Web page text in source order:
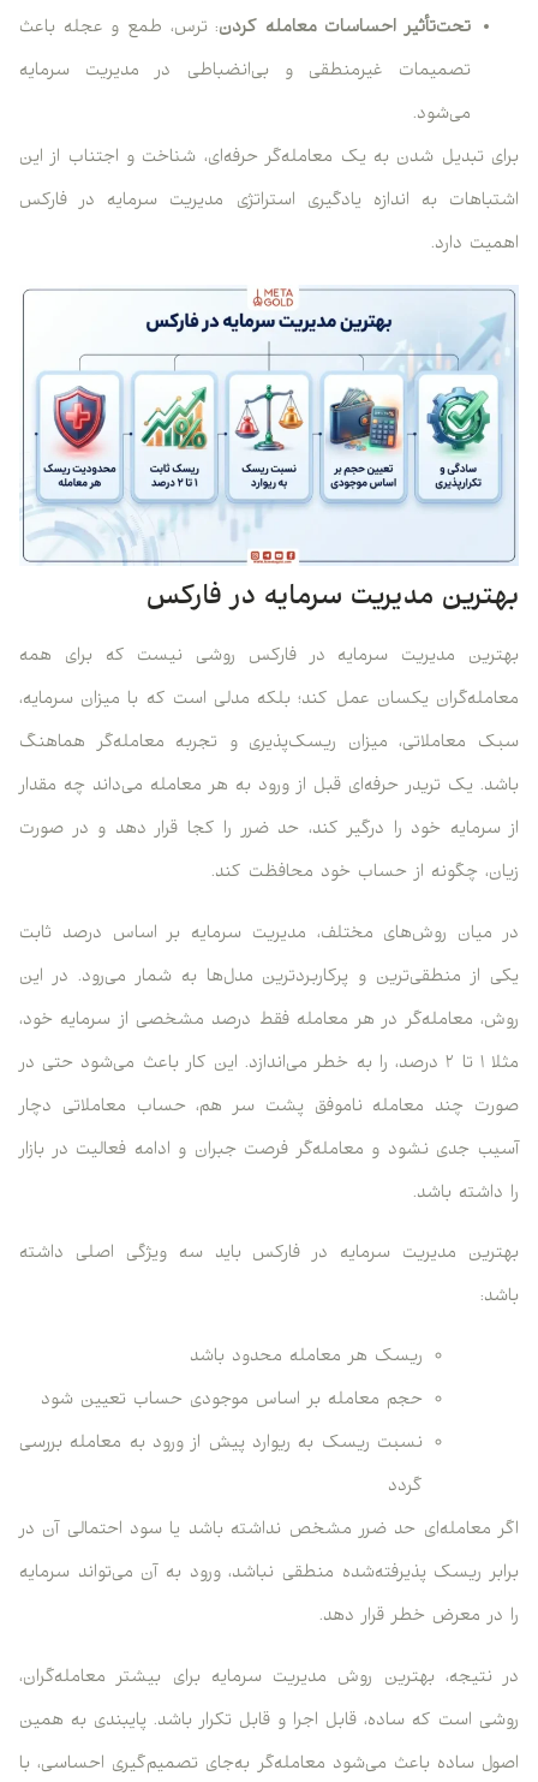
تحت‌تأثیر احساسات معامله کردن: ترس، طمع و عجله باعث
تصمیمات غیرمنطقی و بی‌انضباطی در مدیریت سرمایه
می‌شود.
برای تبدیل شدن به یک معامله‌گر حرفه‌ای، شناخت و اجتناب از این
اشتباهات به اندازه یادگیری استراتژی مدیریت سرمایه در فارکس
اهمیت دارد.
بهترین مدیریت سرمایه در فارکس
بهترین مدیریت سرمایه در فارکس روشی نیست که برای همه
معامله‌گران یکسان عمل کند؛ بلکه مدلی است که با میزان سرمایه،
سبک معاملاتی، میزان ریسک‌پذیری و تجربه معامله‌گر هماهنگ
باشد. یک تریدر حرفه‌ای قبل از ورود به هر معامله می‌داند چه مقدار
از سرمایه خود را درگیر کند، حد ضرر را کجا قرار دهد و در صورت
زیان، چگونه از حساب خود محافظت کند.
در میان روش‌های مختلف، مدیریت سرمایه بر اساس درصد ثابت
یکی از منطقی‌ترین و پرکاربردترین مدل‌ها به شمار می‌رود. در این
روش، معامله‌گر در هر معامله فقط درصد مشخصی از سرمایه خود،
مثلا ۱ تا ۲ درصد، را به خطر می‌اندازد. این کار باعث می‌شود حتی در
صورت چند معامله ناموفق پشت سر هم، حساب معاملاتی دچار
آسیب جدی نشود و معامله‌گر فرصت جبران و ادامه فعالیت در بازار
را داشته باشد.
بهترین مدیریت سرمایه در فارکس باید سه ویژگی اصلی داشته
باشد:
ریسک هر معامله محدود باشد
حجم معامله بر اساس موجودی حساب تعیین شود
نسبت ریسک به ریوارد پیش از ورود به معامله بررسی
گردد
اگر معامله‌ای حد ضرر مشخص نداشته باشد یا سود احتمالی آن در
برابر ریسک پذیرفته‌شده منطقی نباشد، ورود به آن می‌تواند سرمایه
را در معرض خطر قرار دهد.
در نتیجه، بهترین روش مدیریت سرمایه برای بیشتر معامله‌گران،
روشی است که ساده، قابل اجرا و قابل تکرار باشد. پایبندی به همین
اصول ساده باعث می‌شود معامله‌گر به‌جای تصمیم‌گیری احساسی، با